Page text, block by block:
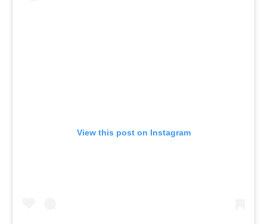
View this post on Instagram